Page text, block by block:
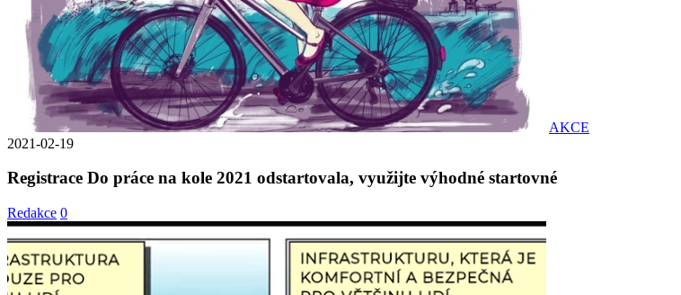
AKCE
2021-02-19
Registrace Do práce na kole 2021 odstartovala, využijte výhodné startovné
Redakce 0